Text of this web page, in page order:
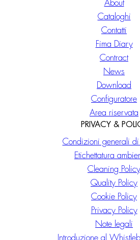
About
Cataloghi
Contatti
Fima Diary
Contract
News
Download
Configuratore
Area riservata
PRIVACY &
Condizioni generali di
Etichettatura
Cleaning Policy
Quality Policy
Cookie Policy
Privacy Policy
Note legali
Introduzione al